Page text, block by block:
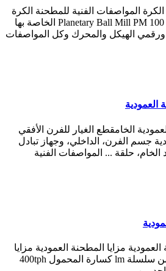
المواصفات الفنية للمطحنة الكرة
Planetary Ball Mill PM 100 RETSCH highest fineness الخاصة بها
ورقمي الهيكل والمحرك وكل المواصفات
العمودية
الخامقطع الغيار للفرن الأفقي
جسم الفرن، الداخلي، وجهاز تبادل
الخام، حلقة ... المواصفات الفنية
مزايا المطحنة العمودية مزايا
وفوائد المطحنة العمودية من سلسلة lm كسارة المحمول 400tph